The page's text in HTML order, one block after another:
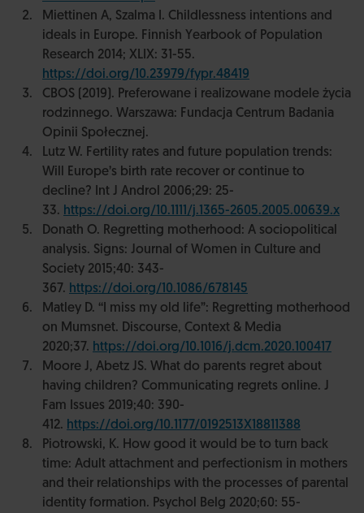
Miettinen A, Szalma I. Childlessness intentions and
ideals in Europe. Finnish Yearbook of Population
Research 2014; XLIX: 31-55.
https://doi.org/10.23979/fypr.48419
CBOS (2019). Preferowane i realizowane modele życia
rodzinnego. Warszawa: Fundacja Centrum Badania
Opinii Społecznej.
Lutz W. Fertility rates and future population trends:
Will Europe’s birth rate recover or continue to
decline? Int J Androl 2006;29: 25-
33. https://doi.org/10.1111/j.1365-2605.2005.00639.x
Donath O. Regretting motherhood: A sociopolitical
analysis. Signs: Journal of Women in Culture and
Society 2015;40: 343-
367. https://doi.org/10.1086/678145
Matley D. ‘‘I miss my old life”: Regretting motherhood
on Mumsnet. Discourse, Context & Media
2020;37. https://doi.org/10.1016/j.dcm.2020.100417
Moore J, Abetz JS. What do parents regret about
having children? Communicating regrets online. J
Fam Issues 2019;40: 390-
412. https://doi.org/10.1177/0192513X18811388
Piotrowski, K. How good it would be to turn back
time: Adult attachment and perfectionism in mothers
and their relationships with the processes of parental
identity formation. Psychol Belg 2020;60: 55-